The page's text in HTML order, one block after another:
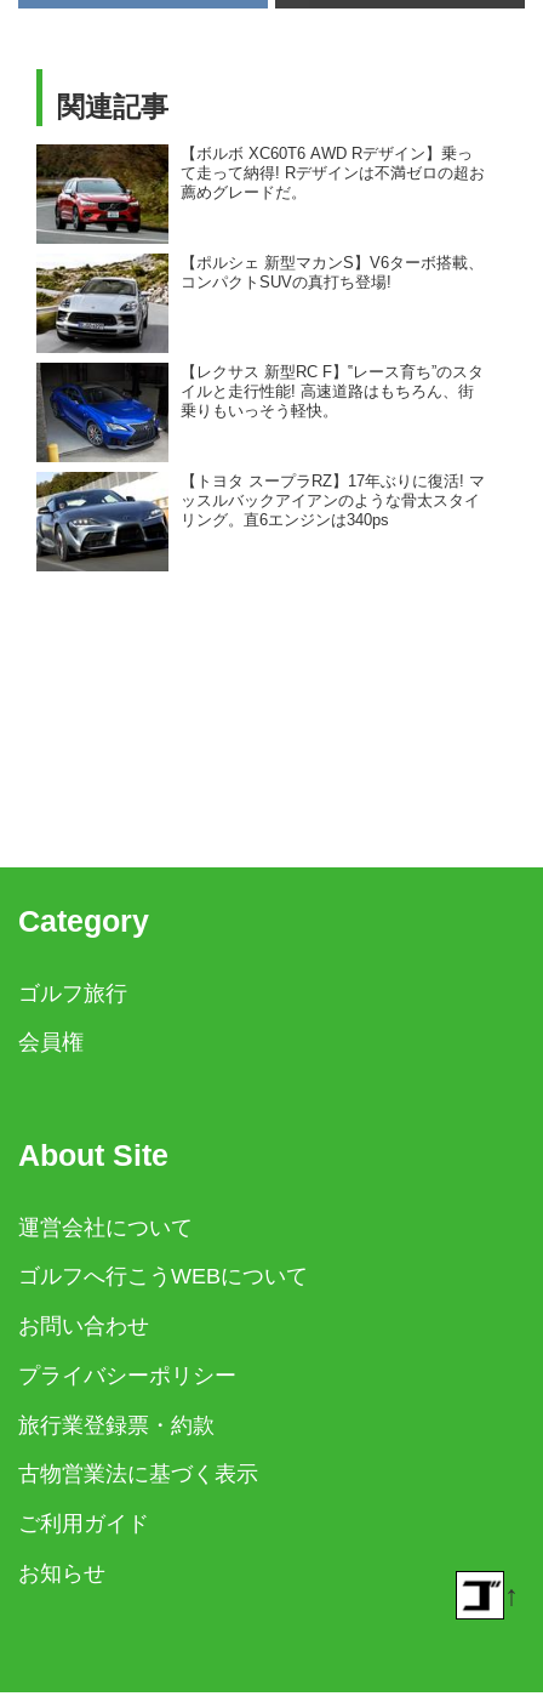
関連記事
【ボルボ XC60T6 AWD Rデザイン】乗っ
て走って納得! Rデザインは不満ゼロの超お
薦めグレードだ。
【ポルシェ 新型マカンS】V6ターボ搭載、
コンパクトSUVの真打ち登場!
【レクサス 新型RC F】‟レース育ち”のスタ
イルと走行性能! 高速道路はもちろん、街
乗りもいっそう軽快。
【トヨタ スープラRZ】17年ぶりに復活! マ
ッスルバックアイアンのような骨太スタイ
リング。直6エンジンは340ps
Category
ゴルフ旅行
会員権
About Site
運営会社について
ゴルフへ行こうWEBについて
お問い合わせ
プライバシーポリシー
旅行業登録票・約款
古物営業法に基づく表示
ご利用ガイド
お知らせ
↑